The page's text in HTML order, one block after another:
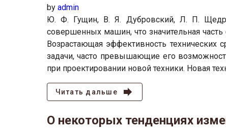
by admin
Ю. Ф. Гущин, В. Я. Дубровский, Л. П.
совершенных машин, что значительная
Возрастающая эффективность
задачи, часто превышающие его
при проектировании новой техники. Новая
Читать дальше
О некоторых тенденциях